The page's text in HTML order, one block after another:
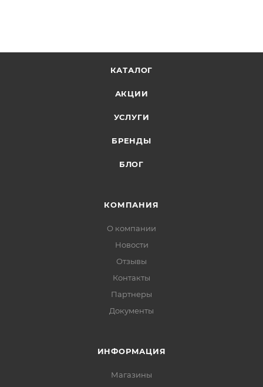
КАТАЛОГ
АКЦИИ
УСЛУГИ
БРЕНДЫ
БЛОГ
КОМПАНИЯ
О компании
Новости
Отзывы
Контакты
Партнеры
Документы
ИНФОРМАЦИЯ
Магазины